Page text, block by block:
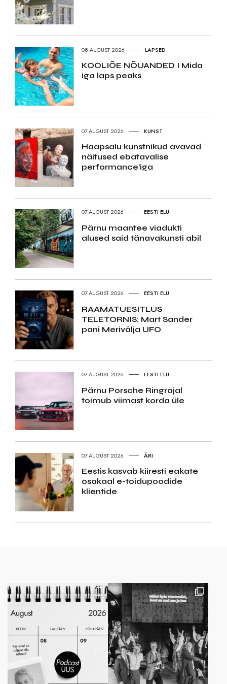
08.AUGUST 2026 LAPSED
KOOLIÕE NÕUANDED I Mida
iga laps peaks
07.AUGUST 2026 KUNST
Haapsalu kunstnikud avavad
näitused ebatavalise
performance’iga
07.AUGUST 2026 EESTI ELU
Pärnu maantee viadukti
alused said tänavakunsti abil
07.AUGUST 2026 EESTI ELU
RAAMATUESITLUS
TELETORNIS: Mart Sander
pani Merivälja UFO
07.AUGUST 2026 EESTI ELU
Pärnu Porsche Ringrajal
toimub viimast korda üle
07.AUGUST 2026 ÄRI
Eestis kasvab kiiresti eakate
osakaal e-toidupoodide
klientide